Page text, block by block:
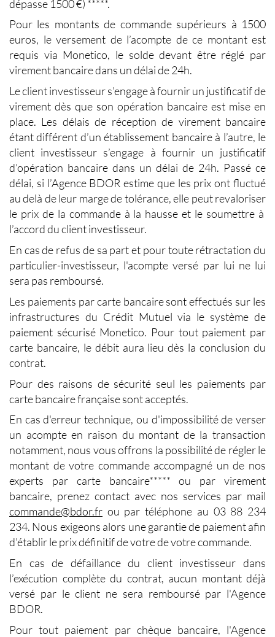
dépasse 1500 €) *****.
Pour les montants de commande supérieurs à 1500
euros, le versement de l’acompte de ce montant est
requis via Monetico, le solde devant être réglé par
virement bancaire dans un délai de 24h.
Le client investisseur s’engage à fournir un justificatif de
virement dès que son opération bancaire est mise en
place. Les délais de réception de virement bancaire
étant différent d’un établissement bancaire à l’autre, le
client investisseur s’engage à fournir un justificatif
d’opération bancaire dans un délai de 24h. Passé ce
délai, si l’Agence BDOR estime que les prix ont fluctué
au delà de leur marge de tolérance, elle peut revaloriser
le prix de la commande à la hausse et le soumettre à
l’accord du client investisseur.
En cas de refus de sa part et pour toute rétractation du
particulier-investisseur, l'acompte versé par lui ne lui
sera pas remboursé.
Les paiements par carte bancaire sont effectués sur les
infrastructures du Crédit Mutuel via le système de
paiement sécurisé Monetico. Pour tout paiement par
carte bancaire, le débit aura lieu dès la conclusion du
contrat.
Pour des raisons de sécurité seul les paiements par
carte bancaire française sont acceptés.
En cas d'erreur technique, ou d'impossibilité de verser
un acompte en raison du montant de la transaction
notamment, nous vous offrons la possibilité de régler le
montant de votre commande accompagné un de nos
experts par carte bancaire***** ou par virement
bancaire, prenez contact avec nos services par mail
commande@bdor.fr ou par téléphone au 03 88 234
234. Nous exigeons alors une garantie de paiement afin
d’établir le prix définitif de votre de votre commande.
En cas de défaillance du client investisseur dans
l’exécution complète du contrat, aucun montant déjà
versé par le client ne sera remboursé par l'Agence
BDOR.
Pour tout paiement par chèque bancaire, l'Agence